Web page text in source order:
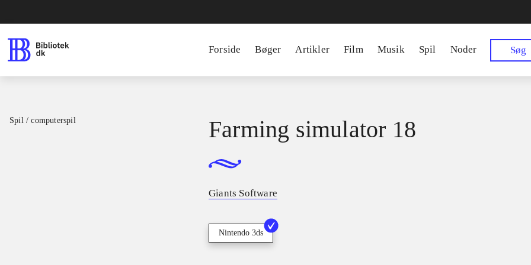
Forside Bøger Artikler Film Musik Spil Noder Søg
Spil / computerspil Farming simulator 18
Giants Software
Nintendo 3ds